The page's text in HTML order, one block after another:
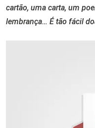
cartão, uma carta, um
lembrança… É tão fácil